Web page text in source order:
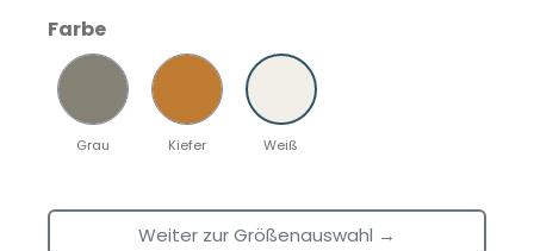
Farbeauswählen
Grau Kiefer Weiß
Weiter zur Größenauswahl →